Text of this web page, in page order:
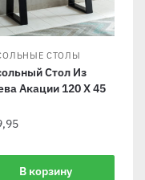
СТОЛЫ
Стол Из
Акации 120 Х 45
В корзину